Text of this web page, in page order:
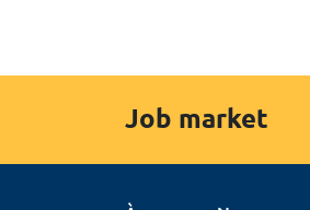
Job market